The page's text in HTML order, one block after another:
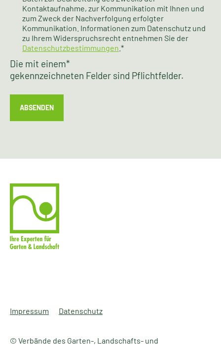
Kontaktaufnahme, zur Kommunikation mit Ihnen und
zum Zweck der Nachverfolgung erfolgter
Kommunikation. Informationen zum Datenschutz und
zu Ihrem Widerspruchsrecht entnehmen Sie der
Datenschutzbestimmungen .*
Die mit einem*
gekennzeichneten Felder sind Pflichtfelder.
ABSENDEN
© Verbände des Garten-, Landschafts- und
Impressum Datenschutz